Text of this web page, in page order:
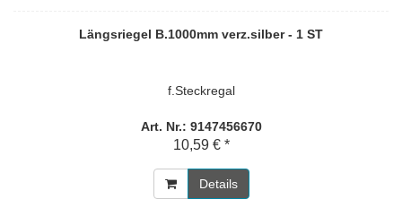
Längsriegel B.1000mm verz.silber - 1 ST
f.Steckregal
Art. Nr.: 9147456670
10,59 € *
Details